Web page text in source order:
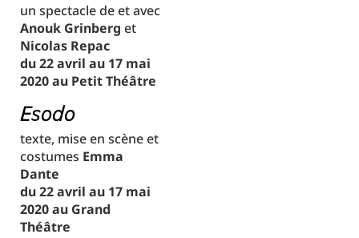
un spectacle de et avec
Anouk Grinberg et
Nicolas Repac
du 22 avril au 17 mai
2020 au Petit Théâtre
Esodo
texte, mise en scène et
costumes Emma
Dante
du 22 avril au 17 mai
2020 au Grand
Théâtre